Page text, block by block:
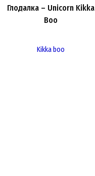
Глодалка – Unicorn Kikka
Boo
Kikka boo